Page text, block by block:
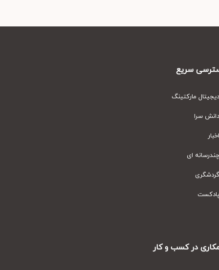
سریع
مارکتینگ
سرا
ای
در کسب و کار